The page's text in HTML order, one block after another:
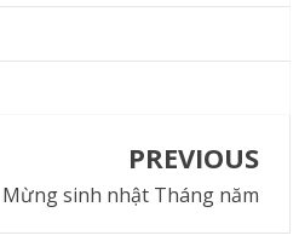
PREVIOUS
Mừng sinh nhật Tháng năm